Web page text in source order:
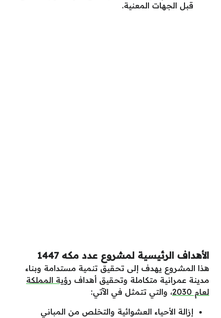
قبل الجهات المعنية.
الأهداف الرئيسية لمشروع عدد مكه 1447
هذا المشروع يهدف إلى تحقيق تنمية مستدامة وبناء
مدينة عمرانية متكاملة وتحقيق أهداف رؤية المملكة
لعام 2030
، والتي تتمثل في الآتي:
إزالة الأحياء العشوائية والتخلص من المباني